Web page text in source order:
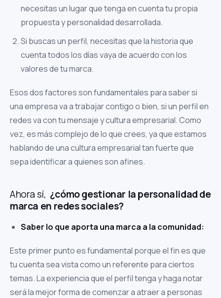
necesitas un lugar que tenga en cuenta tu propia
propuesta y personalidad desarrollada.
Si buscas un perfil, necesitas que la historia que
cuenta todos los días vaya de acuerdo con los
valores de tu marca.
Esos dos factores son fundamentales para saber si
una empresa va a trabajar contigo o bien, si un perfil en
redes va con tu mensaje y cultura empresarial. Como
vez, es más complejo de lo que crees, ya que estamos
hablando de una cultura empresarial tan fuerte que
sepa identificar a quienes son afines.
Ahora sí, ¿cómo gestionar la personalidad de
marca en redes sociales?
Saber lo que aporta una marca a la comunidad:
Este primer punto es fundamental porque el fin es que
tu cuenta sea vista como un referente para ciertos
temas. La experiencia que el perfil tenga y haga notar
será la mejor forma de comenzar a atraer a personas